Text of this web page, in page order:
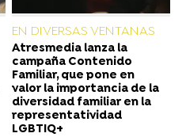
EN DIVERSAS VENTANAS
Atresmedia lanza la
campaña Contenido
Familiar, que pone en
valor la importancia de la
diversidad familiar en la
representatividad
LGBTIQ+